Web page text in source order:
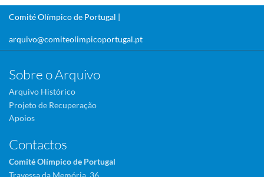
Comité Olímpico de Portugal |
arquivo@comiteolimpicoportugal.pt
Sobre o Arquivo
Arquivo Histórico
Projeto de Recuperação
Apoios
Contactos
Comité Olímpico de Portugal
Travessa da Memória, 36